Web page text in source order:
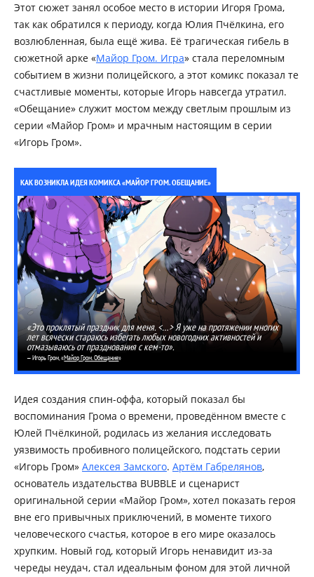
Этот сюжет занял особое место в истории Игоря Грома,
так как обратился к периоду, когда Юлия Пчёлкина, его
возлюбленная, была ещё жива. Её трагическая гибель в
сюжетной арке «Майор Гром. Игра» стала переломным
событием в жизни полицейского, а этот комикс показал те
счастливые моменты, которые Игорь навсегда утратил.
«Обещание» служит мостом между светлым прошлым из
серии «Майор Гром» и мрачным настоящим в серии
«Игорь Гром».
КАК ВОЗНИКЛА ИДЕЯ КОМИКСА «МАЙОР ГРОМ. ОБЕЩАНИЕ»
«Это проклятый праздник для меня. <…> Я уже на протяжении многих
лет всячески стараюсь избегать любых новогодних активностей и
отмазываюсь от празднования с кем-то».
— Игорь Гром, «Майор Гром. Обещание»
Идея создания спин-оффа, который показал бы
воспоминания Грома о времени, проведённом вместе с
Юлей Пчёлкиной, родилась из желания исследовать
уязвимость пробивного полицейского, подстать серии
«Игорь Гром» Алексея Замского. Артём Габрелянов,
основатель издательства BUBBLE и сценарист
оригинальной серии «Майор Гром», хотел показать героя
вне его привычных приключений, в моменте тихого
человеческого счастья, которое в его мире оказалось
хрупким. Новый год, который Игорь ненавидит из-за
череды неудач, стал идеальным фоном для этой личной